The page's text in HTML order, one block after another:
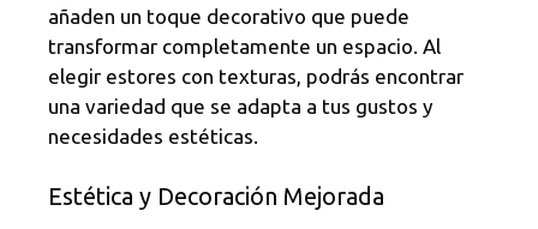
añaden un toque decorativo que puede
transformar completamente un espacio. Al
elegir estores con texturas, podrás encontrar
una variedad que se adapta a tus gustos y
necesidades estéticas.
Estética y Decoración Mejorada